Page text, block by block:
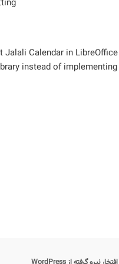
Calendar in LibreOffice
instead of